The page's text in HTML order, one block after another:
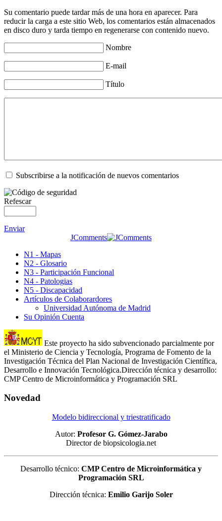
Su comentario puede tardar más de una hora en aparecer. Para
reducir la carga a este sitio Web, los comentarios están almacenados
en disco duro y tarda tiempo en regenerarse con contenido nuevo.
Nombre
E-mail
Título
Subscribirse a la notificación de nuevos comentarios
Refescar
Enviar
JComments
N1 - Mapas
N2 - Glosario
N3 - Participación Funcional
N4 - Patologias
N5 - Discapacidad
Artículos de Colaborardores
Universidad Autónoma de Madrid
Su Opinión Cuenta
Este proyecto ha sido subvencionado parcialmente por
el Ministerio de Ciencia y Tecnología, Programa de Fomento de la
Investigación Técnica del Plan Nacional de Investigación Científica,
Desarrollo e Innovación Tecnológica.Dirección técnica y desarrollo:
CMP Centro de Microinformática y Programación SRL
Novedad
Modelo bidireccional y triestratificado
Autor: Profesor G. Gómez-Jarabo
Director de biopsicologia.net
Desarrollo técnico: CMP Centro de Microinformática y
Programación SRL
Dirección técnica: Emilio Garijo Soler